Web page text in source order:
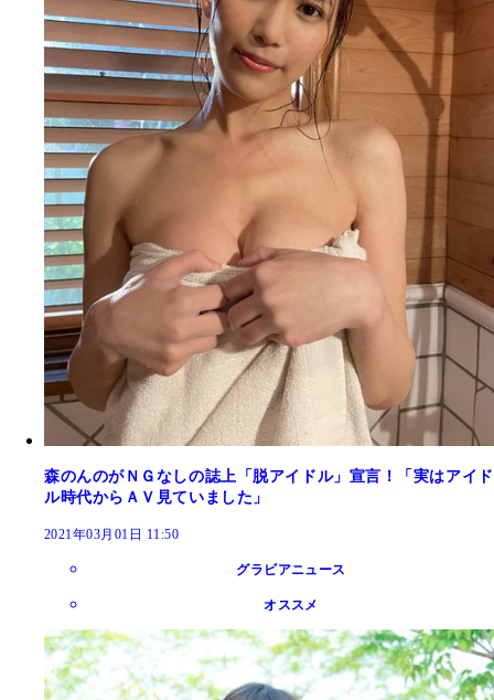
森のんのがＮＧなしの誌上「脱アイドル」宣言！「実はアイド
ル時代からＡＶ見ていました」
2021年03月01日 11:50
グラビアニュース
オススメ